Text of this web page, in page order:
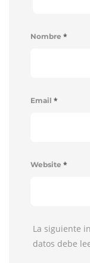
Nombre *
Email *
Website *
La siguiente
datos debe